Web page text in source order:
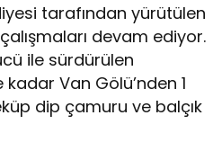
tarafından yürütülen
devam ediyor.
ile sürdürülen
Van Gölü’nden 1
dip çamuru ve balçık